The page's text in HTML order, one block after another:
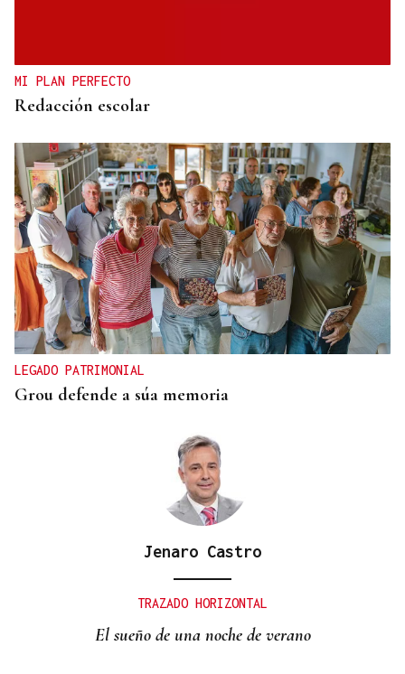
MI PLAN PERFECTO
Redacción escolar
LEGADO PATRIMONIAL
Grou defende a súa memoria
Jenaro Castro
TRAZADO HORIZONTAL
El sueño de una noche de verano